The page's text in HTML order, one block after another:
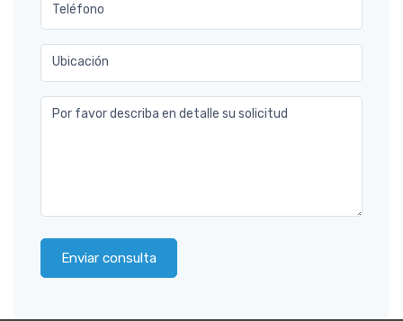
Teléfono
Ubicación
Por favor describa en detalle su solicitud
Enviar consulta